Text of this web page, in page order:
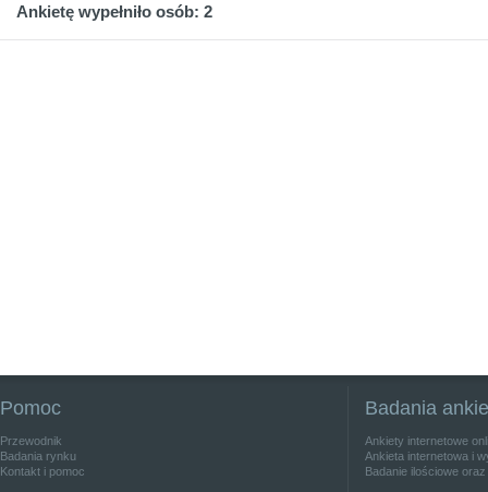
Ankietę wypełniło osób: 2
Pomoc
Przewodnik
Badania rynku
Kontakt i pomoc
Badania
Ankiety internetowe
Ankieta internetowa i
Badanie ilościowe